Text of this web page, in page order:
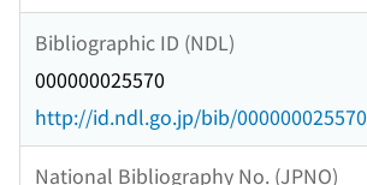
Bibliographic ID (NDL)
000000025570
http://id.ndl.go.jp/bib/000000025570
National Bibliography No. (JPNO)